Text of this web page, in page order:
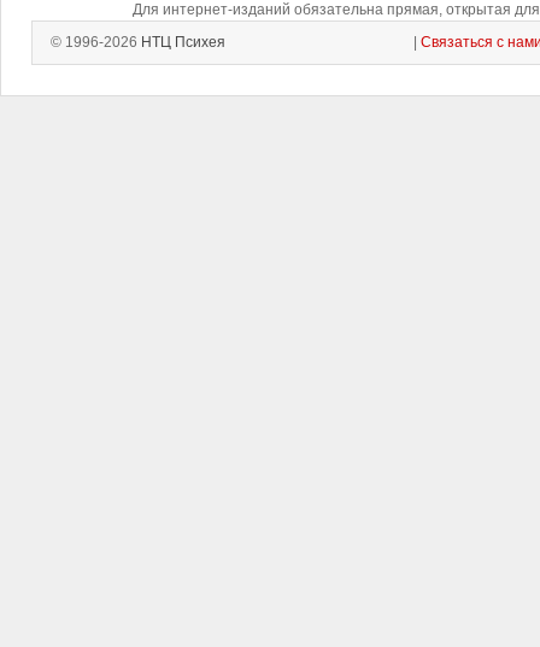
Для интернет-изданий обязательна прямая, открытая
© 1996-2026 НТЦ Психея Связаться с